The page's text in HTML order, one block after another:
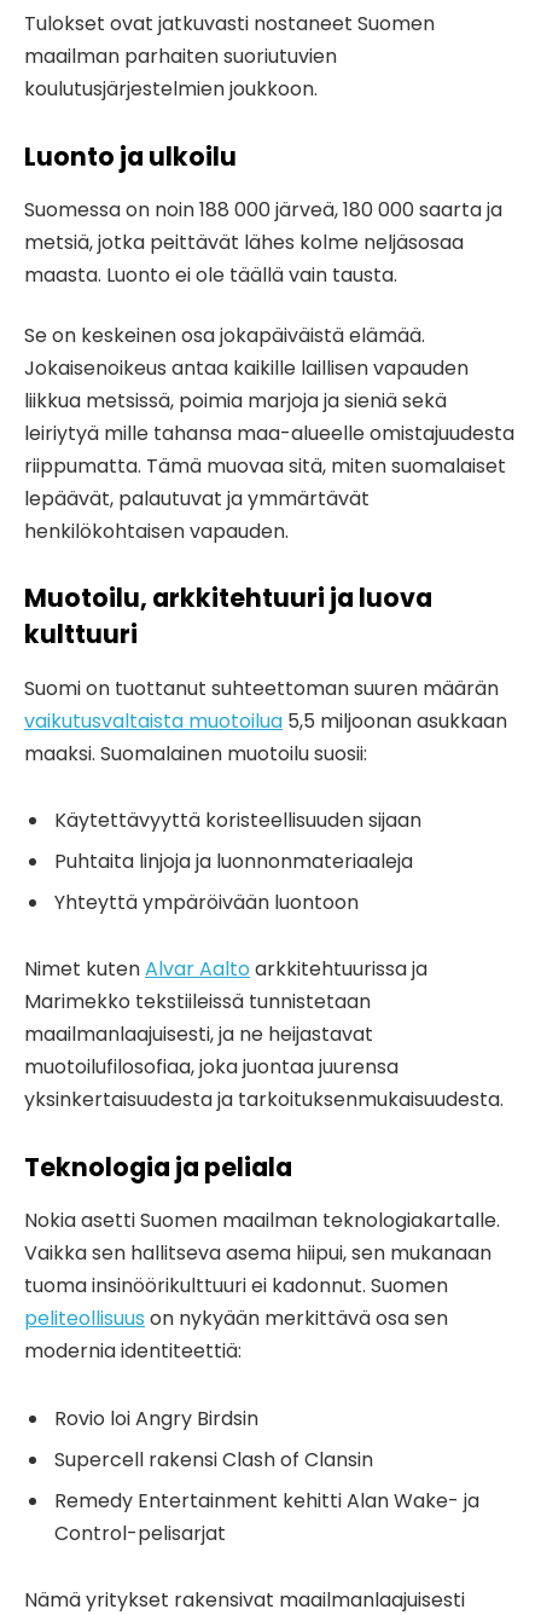
Tulokset ovat jatkuvasti nostaneet Suomen
maailman parhaiten suoriutuvien
koulutusjärjestelmien joukkoon.
Luonto ja ulkoilu
Suomessa on noin 188 000 järveä, 180 000 saarta ja
metsiä, jotka peittävät lähes kolme neljäsosaa
maasta. Luonto ei ole täällä vain tausta.
Se on keskeinen osa jokapäiväistä elämää.
Jokaisenoikeus antaa kaikille laillisen vapauden
liikkua metsissä, poimia marjoja ja sieniä sekä
leiriytyä mille tahansa maa-alueelle omistajuudesta
riippumatta. Tämä muovaa sitä, miten suomalaiset
lepäävät, palautuvat ja ymmärtävät
henkilökohtaisen vapauden.
Muotoilu, arkkitehtuuri ja luova
kulttuuri
Suomi on tuottanut suhteettoman suuren määrän
vaikutusvaltaista muotoilua 5,5 miljoonan asukkaan
maaksi. Suomalainen muotoilu suosii:
Käytettävyyttä koristeellisuuden sijaan
Puhtaita linjoja ja luonnonmateriaaleja
Yhteyttä ympäröivään luontoon
Nimet kutenAlvar Aaltoarkkitehtuurissa ja
Marimekko tekstiileissä tunnistetaan
maailmanlaajuisesti, ja ne heijastavat
muotoilufilosofiaa, joka juontaa juurensa
yksinkertaisuudesta ja tarkoituksenmukaisuudesta.
Teknologia ja peliala
Nokia asetti Suomen maailman teknologiakartalle.
Vaikka sen hallitseva asema hiipui, sen mukanaan
tuoma insinöörikulttuuri ei kadonnut. Suomen
peliteollisuus on nykyään merkittävä osa sen
modernia identiteettiä:
Rovio loi Angry Birdsin
Supercell rakensi Clash of Clansin
Remedy Entertainment kehitti Alan Wake- ja
Control-pelisarjat
Nämä yritykset rakensivat maailmanlaajuisesti